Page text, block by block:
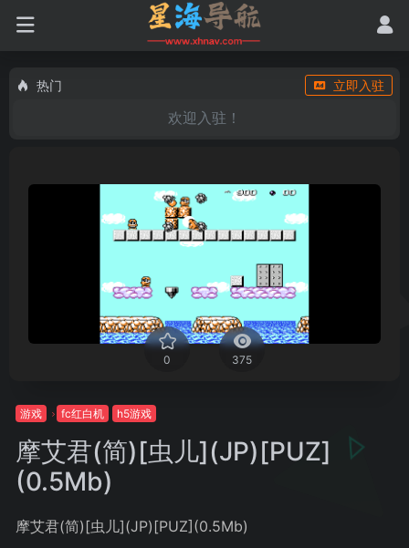
热门 立即入驻
欢迎入驻！
0 375
游戏 fc红白机 h5游戏
摩艾君(简)[虫儿](JP)[PUZ]
(0.5Mb)
摩艾君(简)[虫儿](JP)[PUZ](0.5Mb)